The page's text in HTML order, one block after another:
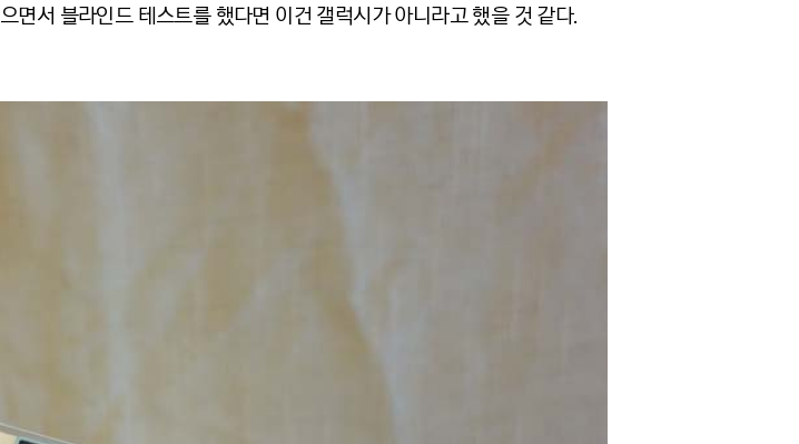
면서 블라인드 테스트를 했다면 이건 갤럭시가 아니라고 했을 것 같다.